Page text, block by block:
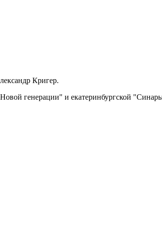
Кригер.
генерации" и екатеринбургской